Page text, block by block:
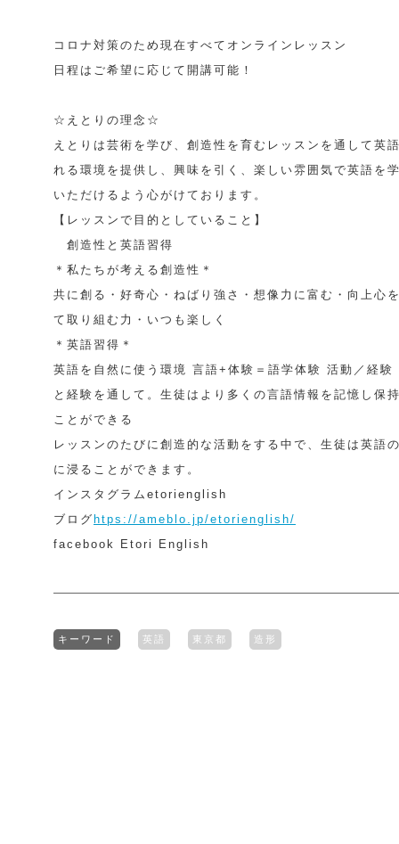
コロナ対策のため現在すべてオンラインレッスン
日程はご希望に応じて開講可能！
☆えとりの理念☆
えとりは芸術を学び、創造性を育むレッスンを通して英
れる環境を提供し、興味を引く、楽しい雰囲気で英語を
いただけるよう心がけております。
【レッスンで目的としていること】
創造性と英語習得
＊私たちが考える創造性＊
共に創る・好奇心・ねばり強さ・想像力に富む・向上心
て取り組む力・いつも楽しく
＊英語習得＊
英語を自然に使う環境 言語+体験＝語学体験 活動／経験
と経験を通して。生徒はより多くの言語情報を記憶し保
ことができる
レッスンのたびに創造的な活動をする中で、生徒は英語
に浸ることができます。
インスタグラムetorienglish
ブログ htps://ameblo.jp/etorienglish/
facebook Etori English
キーワード 英語 東京都 造形